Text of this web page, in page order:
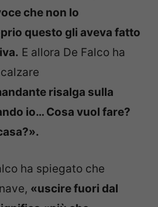
che non lo
questo gli aveva fatto
E allora De Falco ha
risalga sulla
io… Cosa vuol fare?
ha spiegato che
«uscire fuori dal